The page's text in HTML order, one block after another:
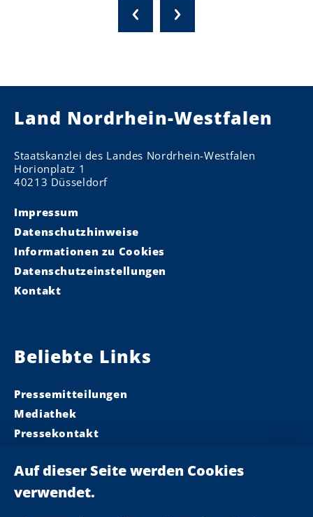
Land Nordrhein-Westfalen
Staatskanzlei des Landes Nordrhein-Westfalen
Horionplatz 1
40213 Düsseldorf
Impressum
Datenschutzhinweise
Informationen zu Cookies
Datenschutzeinstellungen
Kontakt
Beliebte Links
Pressemitteilungen
Mediathek
Pressekontakt
Landeskabinett
Einsamkeit